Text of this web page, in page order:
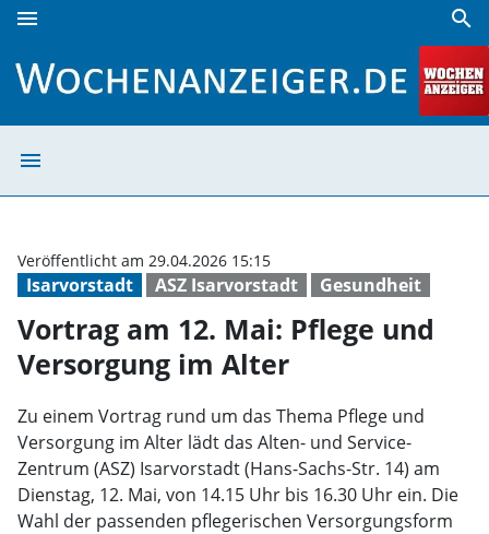
menu search
menu
Isarvorstadt ASZ Isarvorstadt Gesundheit
Veröffentlicht am 29.04.2026 15:15
Vortrag am 12. Mai: Pflege und
Versorgung im Alter
Zu einem Vortrag rund um das Thema Pflege und
Versorgung im Alter lädt das Alten- und Service-
Zentrum (ASZ) Isarvorstadt (Hans-Sachs-Str. 14) am
Dienstag, 12. Mai, von 14.15 Uhr bis 16.30 Uhr ein. Die
Wahl der passenden pflegerischen Versorgungsform